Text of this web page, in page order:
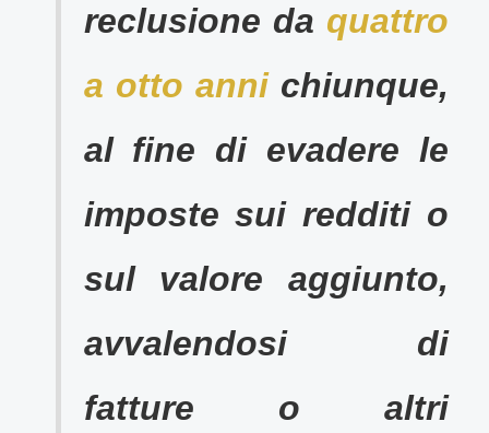
reclusione da quattro
a otto annichiunque,
al fine di evadere le
imposte sui redditi o
sul valore aggiunto,
avvalendosi di
fatture o altri